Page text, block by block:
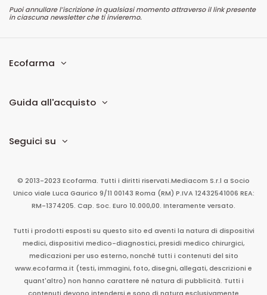
Puoi annullare l’iscrizione in qualsiasi momento attraverso il link presente
in ciascuna newsletter che ti invieremo.
Ecofarma
Guida all'acquisto
Seguici su
© 2013-2023 Ecofarma. Tutti i diritti riservati.Mediacom S.r.l a Socio
Unico viale Luca Gaurico 9/11 00143 Roma (RM) P.IVA 12432541006 REA:
RM-1374205. Cap. Soc. Euro 10.000,00. Interamente versato.
Tutti i prodotti esposti su questo sito ed aventi la natura di dispositivi
medici, dispositivi medico-diagnostici, presidi medico chirurgici,
medicazioni per uso esterno, nonché tutti i contenuti del sito
www.ecofarma.it (testi, immagini, foto, disegni, allegati, descrizioni e
quant'altro) non hanno carattere né natura di pubblicità. Tutti i